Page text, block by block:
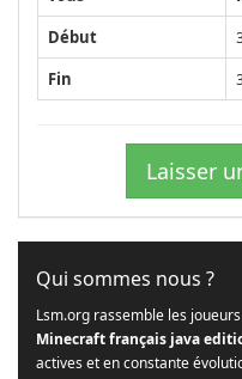
Début
Fin
Laisser
Qui sommes nous ?
Lsm.org rassemble les
Minecraft français java
actives et en constante